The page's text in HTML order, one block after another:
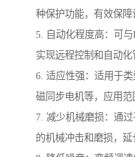
种保护功能，有效保障
5. 自动化程度高：可与
实现远程控制和自动化
6. 适应性强：适用于
磁同步电机等，应用范
7. 减少机械磨损：通
的机械冲击和磨损，延